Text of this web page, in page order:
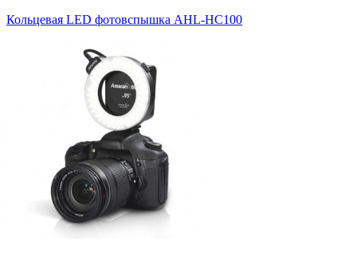
Кольцевая LED фотовспышка AHL-HC100